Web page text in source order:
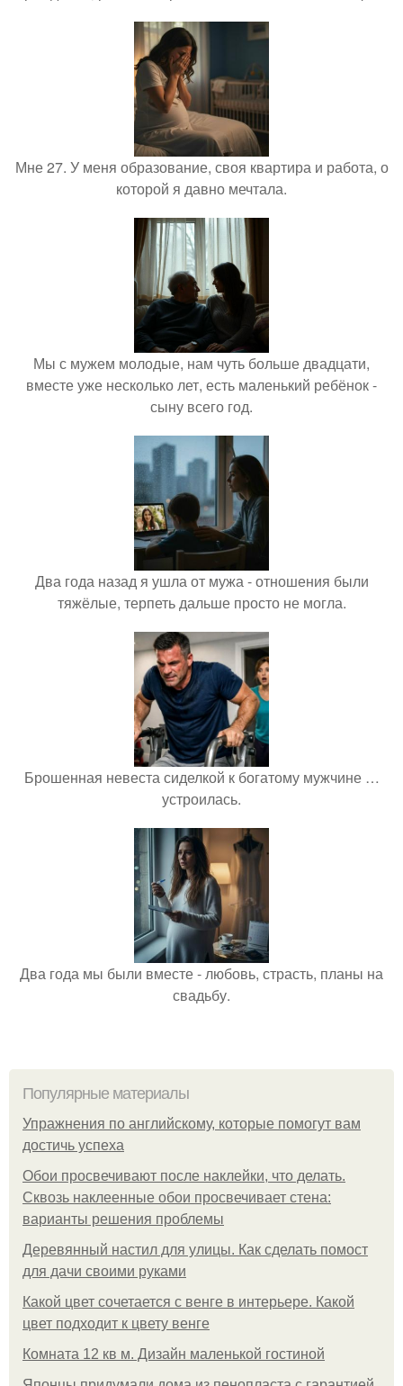
Мне 27. У меня образование, своя квартира и работа, о
которой я давно мечтала.
Мы с мужем молодые, нам чуть больше двадцати,
вместе уже несколько лет, есть маленький ребёнок -
сыну всего год.
Два года назад я ушла от мужа - отношения были
тяжёлые, терпеть дальше просто не могла.
Брошенная невеста сиделкой к богатому мужчине …
устроилась.
Два года мы были вместе - любовь, страсть, планы на
свадьбу.
Популярные материалы
Упражнения по английскому, которые помогут вам
достичь успеха
Обои просвечивают после наклейки, что делать.
Сквозь наклеенные обои просвечивает стена:
варианты решения проблемы
Деревянный настил для улицы. Как сделать помост
для дачи своими руками
Какой цвет сочетается с венге в интерьере. Какой
цвет подходит к цвету венге
Комната 12 кв м. Дизайн маленькой гостиной